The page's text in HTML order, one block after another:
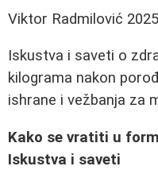
Viktor Radmilović
Iskustva i saveti o
kilograma nakon
ishrane i vežbanja za
Kako se vratiti u
Iskustva i saveti